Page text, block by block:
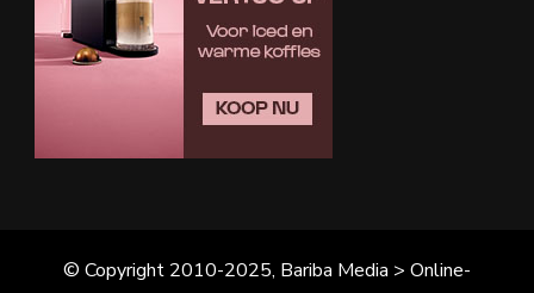
© Copyright 2010-2025, Bariba Media > Online-